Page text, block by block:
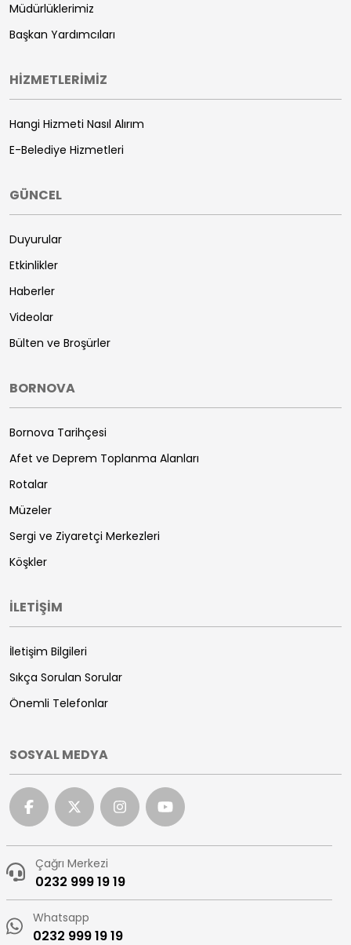
Müdürlüklerimiz
Başkan Yardımcıları
HİZMETLERİMİZ
Hangi Hizmeti Nasıl Alırım
E-Belediye Hizmetleri
GÜNCEL
Duyurular
Etkinlikler
Haberler
Videolar
Bülten ve Broşürler
BORNOVA
Bornova Tarihçesi
Afet ve Deprem Toplanma Alanları
Rotalar
Müzeler
Sergi ve Ziyaretçi Merkezleri
Köşkler
İLETİŞİM
İletişim Bilgileri
Sıkça Sorulan Sorular
Önemli Telefonlar
SOSYAL MEDYA
Çağrı Merkezi
0232 999 19 19
Whatsapp
0232 999 19 19